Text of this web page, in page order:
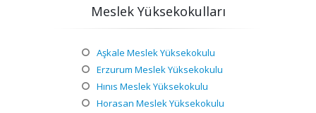
Meslek Yüksekokulları
Aşkale Meslek Yüksekokulu
Erzurum Meslek Yüksekokulu
Hınıs Meslek Yüksekokulu
Horasan Meslek Yüksekokulu